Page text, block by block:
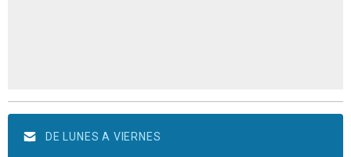
DE LUNES A VIERNES